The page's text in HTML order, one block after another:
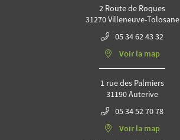
2 Route de Roques
31270 Villeneuve-Tolosane
05 34 62 43 32
Voir la map
1 rue des Palmiers
31190 Auterive
05 34 52 70 78
Voir la map